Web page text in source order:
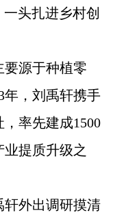
头扎进乡村创
要源于种植零
年，刘禹轩携手
率先建成1500
提质升级之
轩外出调研摸清